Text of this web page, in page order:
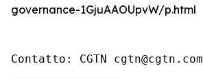
governance-1GjuAAOUpvW/p.html
Contatto: CGTN cgtn@cgtn.com